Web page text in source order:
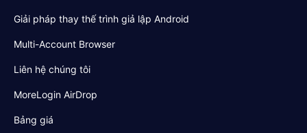
Giải pháp thay thế trình giả lập Android
Multi-Account Browser
Liên hệ chúng tôi
MoreLogin AirDrop
Bảng giá